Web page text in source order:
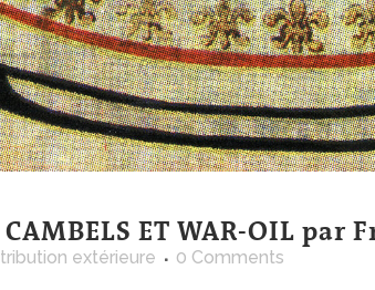
CAMBELS ET WAR-OIL
extérieure 0 Comments